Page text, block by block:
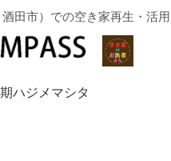
田市）での空き家再生・活
ハジメマシタ